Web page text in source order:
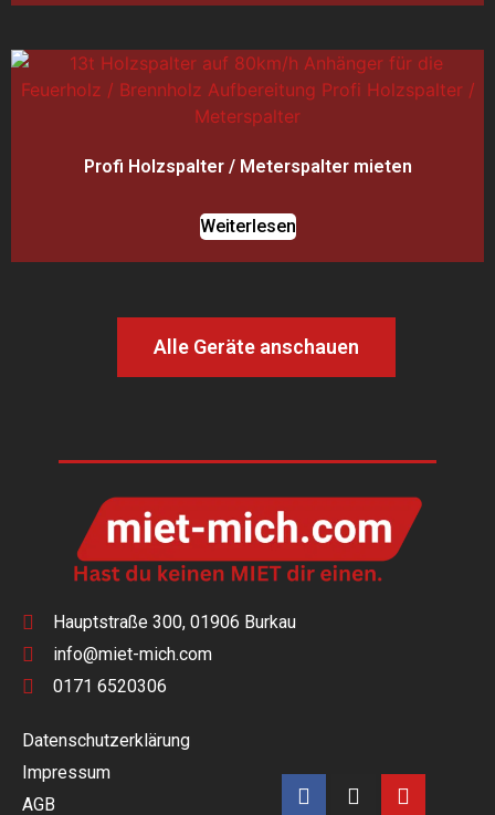
Profi Holzspalter / Meterspalter mieten
Weiterlesen
Alle Geräte anschauen
Hauptstraße 300, 01906 Burkau
info@miet-mich.com
0171 6520306
Datenschutzerklärung
Impressum
AGB